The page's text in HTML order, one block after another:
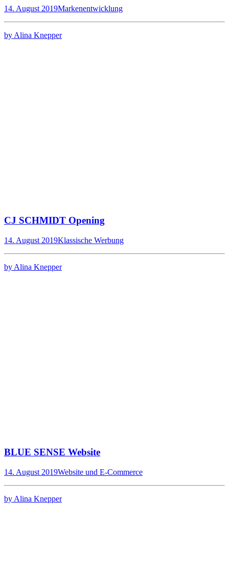
14. August 2019Markenentwicklung
by Alina Knepper
CJ SCHMIDT Opening
14. August 2019Klassische Werbung
by Alina Knepper
BLUE SENSE Website
14. August 2019Website und E-Commerce
by Alina Knepper